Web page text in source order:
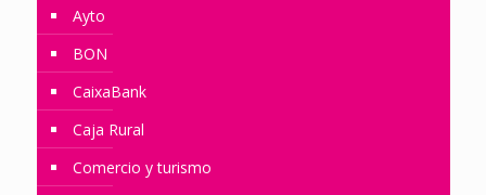
Ayto
BON
CaixaBank
Caja Rural
Comercio y turismo